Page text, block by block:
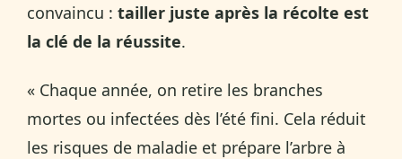
convaincu : tailler juste après la récolte est
la clé de la réussite.
« Chaque année, on retire les branches
mortes ou infectées dès l’été fini. Cela réduit
les risques de maladie et prépare l’arbre à